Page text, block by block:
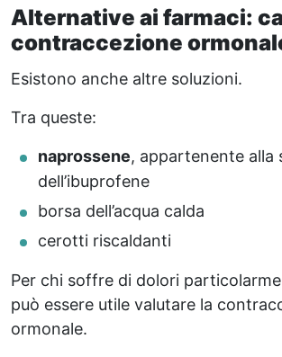
Alternative ai farmaci:
contraccezione
Esistono anche altre soluzioni.
Tra queste:
naprossene, appartenente alla
dell’ibuprofene
borsa dell’acqua calda
cerotti riscaldanti
Per chi soffre di dolori
può essere utile valutare la
ormonale.